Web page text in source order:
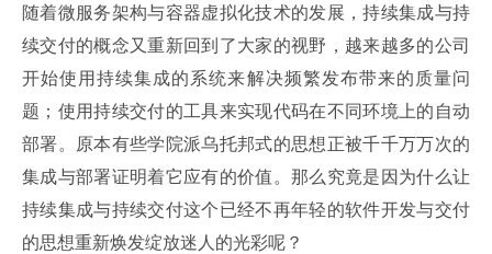
随着微服务架构与容器虚拟化技术的发展，持续集成与持
续交付的概念又重新回到了大家的视野，越来越多的公司
开始使用持续集成的系统来解决频繁发布带来的质量问
题；使用持续交付的工具来实现代码在不同环境上的自动
部署。原本有些学院派乌托邦式的思想正被千千万万次的
集成与部署证明着它应有的价值。那么究竟是因为什么让
持续集成与持续交付这个已经不再年轻的软件开发与交付
的思想重新焕发绽放迷人的光彩呢？